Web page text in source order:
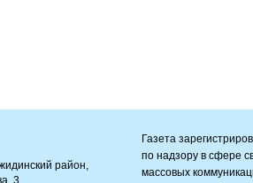
район,
3
Газета
по надзору в сфере
массовых